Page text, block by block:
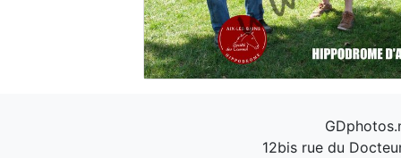
12bis rue du